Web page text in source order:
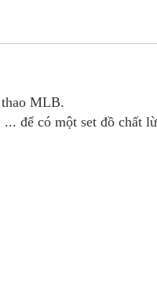
thao MLB.
để có một set đồ chất